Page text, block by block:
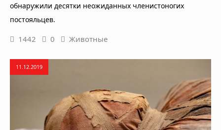
обнаружили десятки неожиданных членистоногих
постояльцев.
1442 0 Животные
11.12.2019